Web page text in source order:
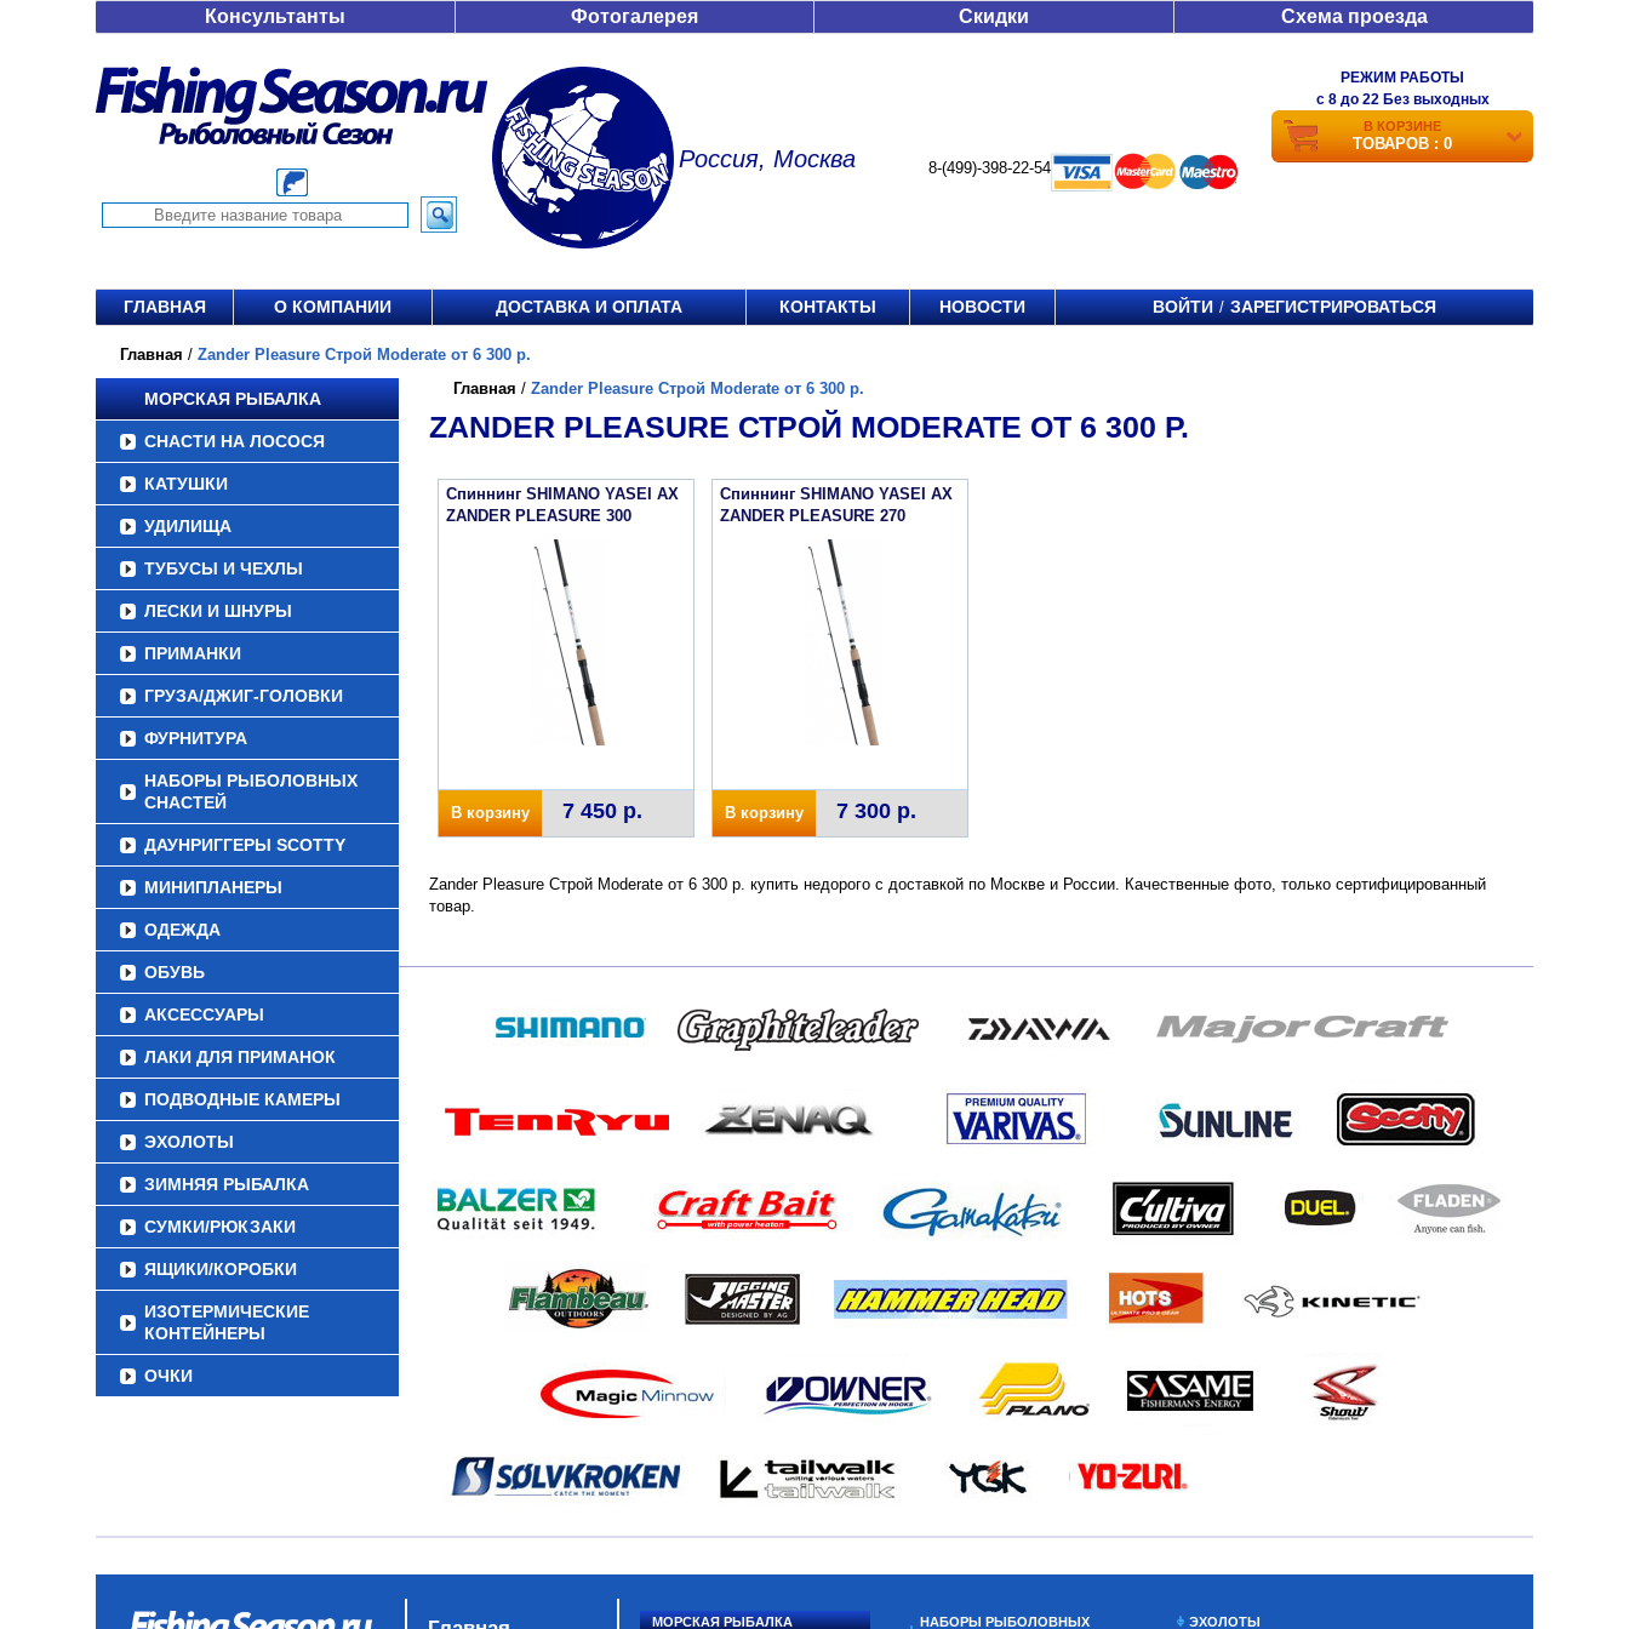
Консультанты Фотогалерея Скидки Схема проезда
Россия, Москва 8-(499)-398-22-54
РЕЖИМ РАБОТЫ
c 8 до 22 Без выходных
В КОРЗИНЕ
ТОВАРОВ : 0
ГЛАВНАЯ О КОМПАНИИ ДОСТАВКА И ОПЛАТА КОНТАКТЫ НОВОСТИ ВОЙТИ / ЗАРЕГИСТРИРОВАТЬСЯ
Главная / Zander Pleasure Строй Moderate от 6 300 р.
МОРСКАЯ РЫБАЛКА
СНАСТИ НА ЛОСОСЯ
КАТУШКИ
УДИЛИЩА
ТУБУСЫ И ЧЕХЛЫ
ЛЕСКИ И ШНУРЫ
ПРИМАНКИ
ГРУЗА/ДЖИГ-ГОЛОВКИ
ФУРНИТУРА
НАБОРЫ РЫБОЛОВНЫХ
СНАСТЕЙ
ДАУНРИГГЕРЫ SCOTTY
МИНИПЛАНЕРЫ
ОДЕЖДА
ОБУВЬ
АКСЕССУАРЫ
ЛАКИ ДЛЯ ПРИМАНОК
ПОДВОДНЫЕ КАМЕРЫ
ЭХОЛОТЫ
ЗИМНЯЯ РЫБАЛКА
СУМКИ/РЮКЗАКИ
ЯЩИКИ/КОРОБКИ
ИЗОТЕРМИЧЕСКИЕ
КОНТЕЙНЕРЫ
ОЧКИ
Главная / Zander Pleasure Строй Moderate от 6 300 р.
ZANDER PLEASURE СТРОЙ MODERATE ОТ 6 300 Р.
Спиннинг SHIMANO YASEI АХ
ZANDER PLEASURE 300
В корзину 7 450 р.
Спиннинг SHIMANO YASEI АХ
ZANDER PLEASURE 270
В корзину 7 300 р.
Zander Pleasure Строй Moderate от 6 300 р. купить недорого с доставкой по Москве и России. Качественные фото, только сертифицированный
товар.
МОРСКАЯ РЫБАЛКА НАБОРЫ РЫБОЛОВНЫХ ЭХОЛОТЫ